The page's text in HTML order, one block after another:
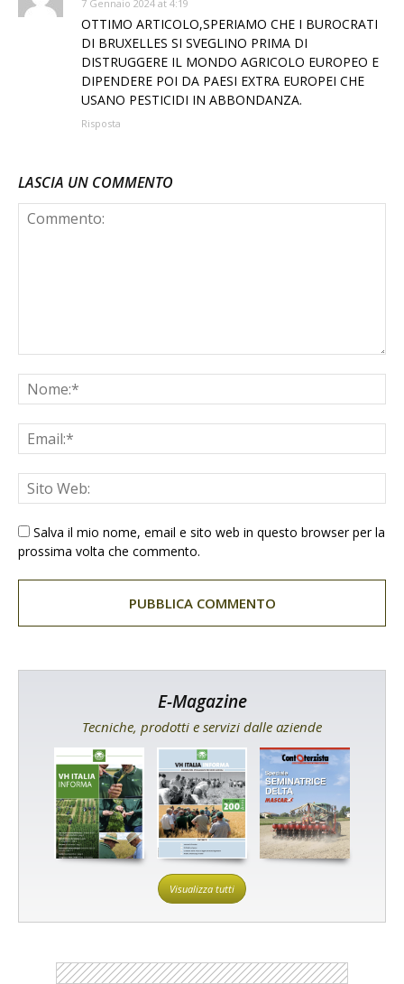
7 Gennaio 2024 at 4:19
OTTIMO ARTICOLO,SPERIAMO CHE I BUROCRATI
DI BRUXELLES SI SVEGLINO PRIMA DI
DISTRUGGERE IL MONDO AGRICOLO EUROPEO E
DIPENDERE POI DA PAESI EXTRA EUROPEI CHE
USANO PESTICIDI IN ABBONDANZA.
Risposta
LASCIA UN COMMENTO
Salva il mio nome, email e sito web in questo browser per la
prossima volta che commento.
E-Magazine
Tecniche, prodotti e servizi dalle aziende
Visualizza tutti